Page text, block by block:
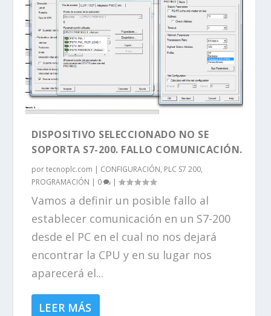
DISPOSITIVO SELECCIONADO NO SE
SOPORTA S7-200. FALLO COMUNICACIÓN.
portecnoplc.com | CONFIGURACIÓN, PLC S7 200,
PROGRAMACIÓN | 0 |
Vamos a definir un posible fallo al
establecer comunicación en un S7-200
desde el PC en el cual no nos dejará
encontrar la CPU y en su lugar nos
aparecerá el...
LEER MÁS